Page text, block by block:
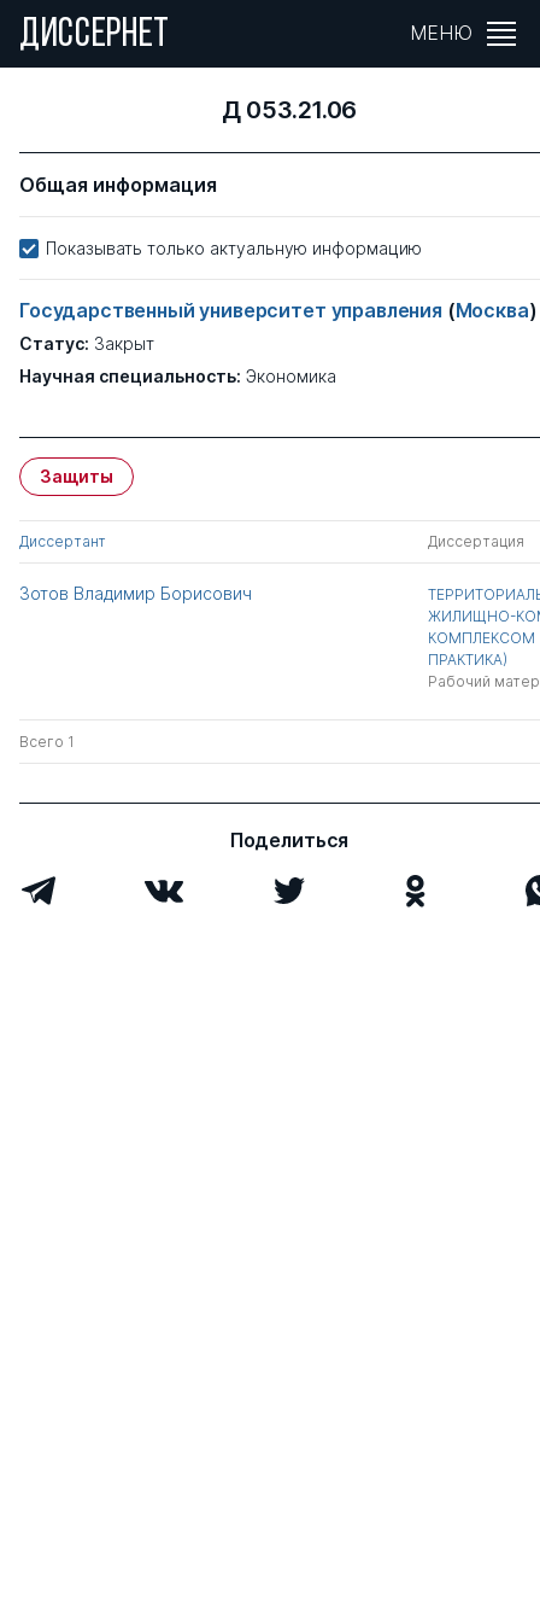
ДИССЕРНЕТ МЕНЮ
Д 053.21.06
Общая информация
Показывать только актуальную информацию
Государственный университет управления (Москва)
Статус: Закрыт
Научная специальность: Экономика
Защиты
Диссертант Диссертация
Зотов Владимир Борисович
ЖИЛИЩНО-
КОМПЛЕКСОМ
ПРАКТИКА)
Рабочий
Всего 1
Поделиться